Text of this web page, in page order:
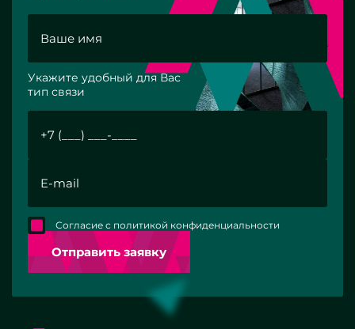
Укажите удобный для Вас
тип связи
Отправить заявку
Согласие с политикой конфиденциальности